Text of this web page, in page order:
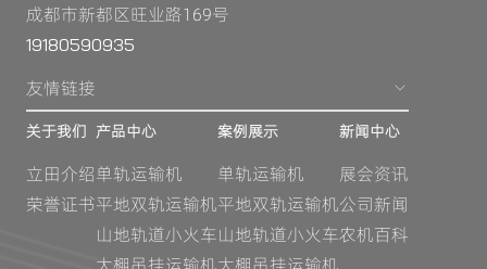
成都市新都区旺业路169号
19180590935
友情链接
关于我们
立田介绍
荣誉证书
产品中心
单轨运输机
平地双轨运输机
山地轨道小火车
案例展示
单轨运输机
平地双轨运输机
山地轨道小火车
新闻中心
展会资讯
公司新闻
农机百科